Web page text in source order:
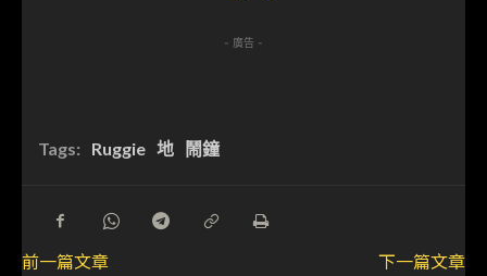
- 廣告 -
Tags: Ruggie 地 鬧鐘
前一篇文章
下一篇文章